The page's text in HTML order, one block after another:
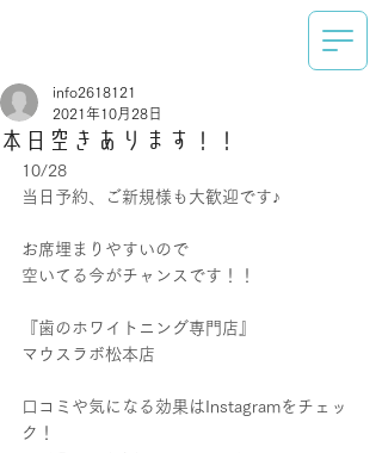
本日空きあります！！
info2618121
2021年10月28日
10/28
当日予約、ご新規様も大歓迎です♪
お席埋まりやすいので
空いてる今がチャンスです！！
『歯のホワイトニング専門店』
マウスラボ松本店
口コミや気になる効果はInstagramをチェッ
ク！